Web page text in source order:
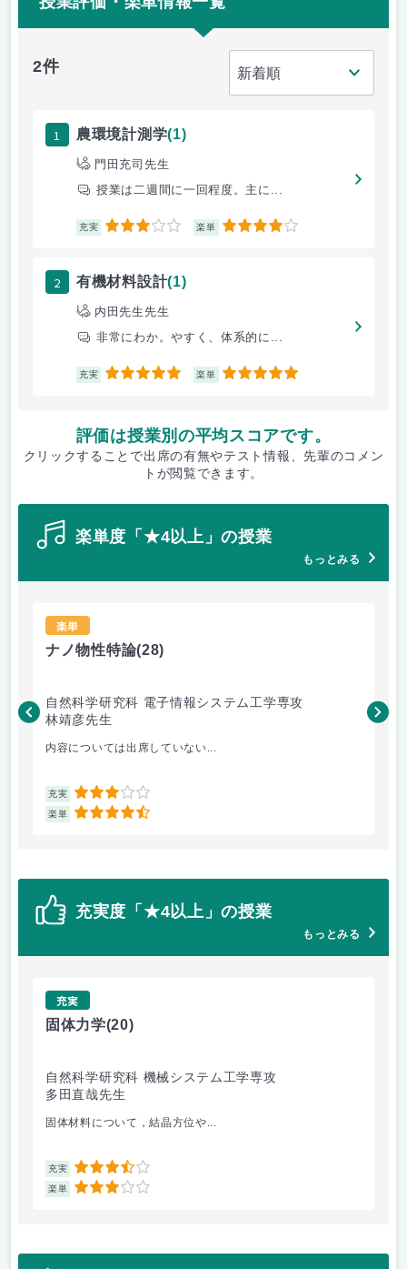
2件
1 農環境計測学(1)
門田充司先生
授業は二週間に一回程度。主に...
充実 3 楽単 4
2 有機材料設計(1)
内田先生先生
非常にわか。やすく、体系的に...
充実 5 楽単 5
評価は授業別の平均スコアです。
クリックすることで出席の有無やテスト情報、先輩のコメン
トが閲覧できます。
楽単度「★4以上」の授業
もっとみる
楽単
ナノ物性特論(28)
自然科学研究科 電子情報システム工学専攻
林靖彦先生
内容については出席していない...
充実 3
楽単 4.5
神
充実度「★4以上」の授業
もっとみる
充実
固体力学(20)
自然科学研究科 機械システム工学専攻
多田直哉先生
固体材料について，結晶方位や...
充実 3.5
楽単 3